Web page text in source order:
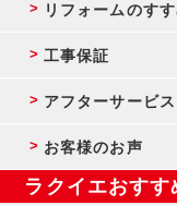
リフォームのす
工事保証
アフターサービス
お客様のお声
ラクイエおすす